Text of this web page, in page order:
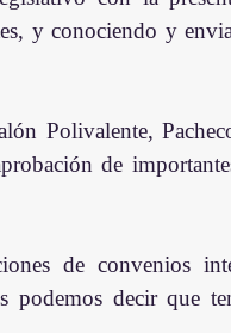
y conociendo y
Polivalente,
de
de convenios
podemos decir que